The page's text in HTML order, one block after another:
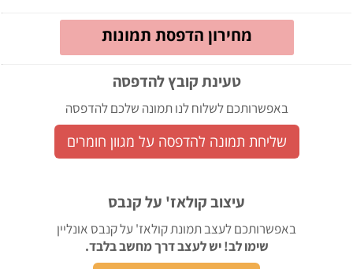
מחירון הדפסת תמונות
טעינת קובץ להדפסה
באפשרותכם לשלוח לנו תמונה שלכם להדפסה
שליחת תמונה להדפסה על מגוון חומרים
עיצוב קולאז' על קנבס
באפשרותכם לעצב תמונת קולאז' על קנבס אונליין
שימו לב! יש לעצב דרך מחשב בלבד.